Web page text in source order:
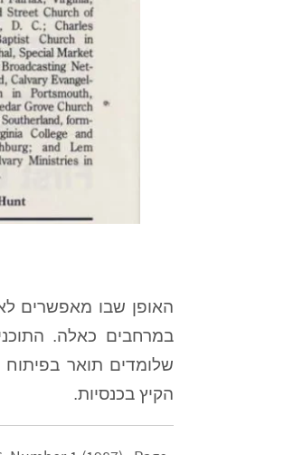
האופן שבו מאפשרים
במרחבים כאלה.
שלומדים תואר
הקיץ בכנסיות.